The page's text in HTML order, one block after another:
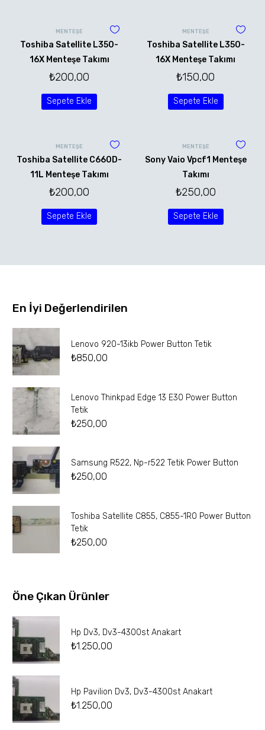
MENTEŞE
Toshiba Satellite L350-
16X Menteşe Takımı
₺200,00
Sepete Ekle
MENTEŞE
Toshiba Satellite L350-
16X Menteşe Takımı
₺150,00
Sepete Ekle
MENTEŞE
Toshiba Satellite C660D-
11L Menteşe Takımı
₺200,00
Sepete Ekle
MENTEŞE
Sony Vaio Vpcf1 Menteşe
Takımı
₺250,00
Sepete Ekle
En İyi Değerlendirilen
Lenovo 920-13ikb Power Button Tetik
₺850,00
Lenovo Thinkpad Edge 13 E30 Power Button
Tetik
₺250,00
Samsung R522, Np-r522 Tetik Power Button
₺250,00
Toshiba Satellite C855, C855-1R0 Power Button
Tetik
₺250,00
Öne Çıkan Ürünler
Hp Dv3, Dv3-4300st Anakart
₺1.250,00
Hp Pavilion Dv3, Dv3-4300st Anakart
₺1.250,00